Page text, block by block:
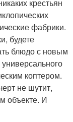
крестьян
фабрики.
будете
блюдо с новым
коптером.
не шутит,
объекте. И